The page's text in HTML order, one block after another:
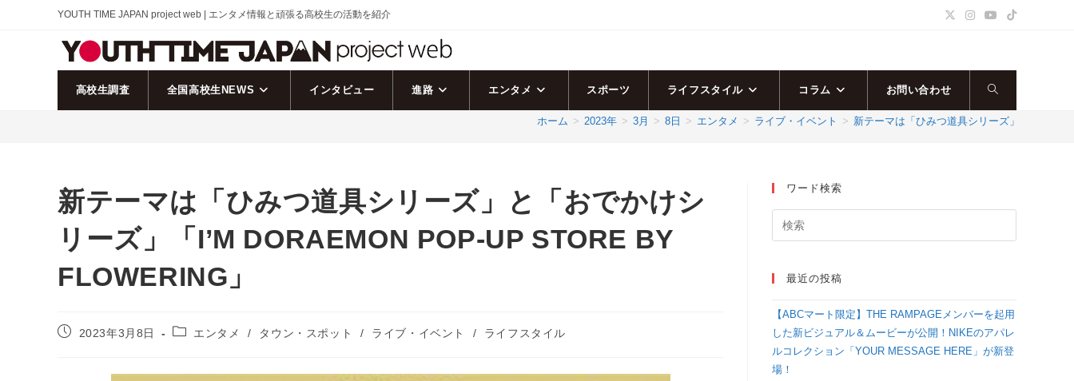
YOUTH TIME JAPAN project web | エンタメ情報と頑張る高校生の活動を紹介
高校生調査 全国高校生NEWS インタビュー 進路 エンタメ スポーツ ライフスタイル コラム お問い合わせ ウ
サ
の
ホーム > 2023年 > 3月 > 8日 > エンタメ > ライブ・イベント > 新テーマは「ひみつ道具シリーズ」と「おで
新テーマは「ひみつ道具シリーズ」と「おでかけシ
リーズ」「I’M DORAEMON POP-UP STORE BY
FLOWERING」
投
2023年3月8日
投
テ
エンタメ / タウン・スポット / ライブ・イベント / ライフスタイル
ワード検索
最近の投稿
【ABCマート限定】THE RAMPAGEメンバーを起用
した新ビジュアル＆ムービーが公開！NIKEのアパレ
ルコレクション「YOUR MESSAGE HERE」が新登
場！